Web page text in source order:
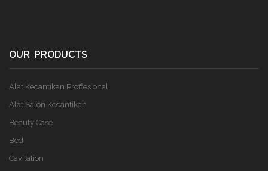
OUR PRODUCTS
Alat Kecantikan Proffesional
Alat Salon Kecantikan
Beauty Case
Bed
Cavitation